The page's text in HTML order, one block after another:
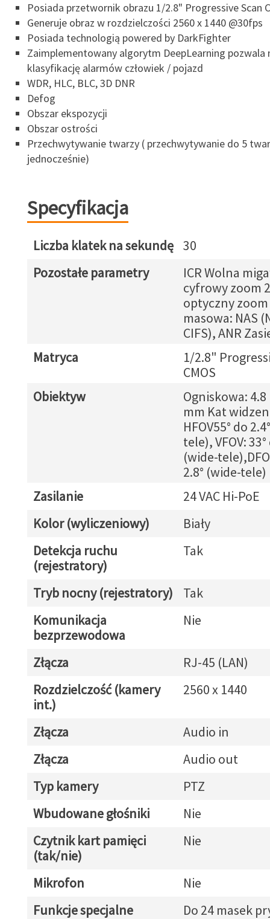
Posiada przetwornik obrazu 1/2.8" Progressive Scan
Generuje obraz w rozdzielczości 2560 x 1440 @30fps
Posiada technologią powered by DarkFighter
Zaimplementowany algorytm DeepLearning pozwala
klasyfikację alarmów człowiek / pojazd
WDR, HLC, BLC, 3D DNR
Defog
Obszar ekspozycji
Obszar ostrości
Przechwytywanie twarzy ( przechwytywanie do 5
jednocześnie)
Specyfikacja
Liczba klatek na sekundę 30
Pozostałe parametry
ICR Wolna
cyfrowy zoom
optyczny
masowa: NAS
CIFS), ANR
Matryca
1/2.8"
CMOS
Obiektyw
Ogniskowa:
mm Kat
HFOV55° do
tele), VFOV: 33°
(wide-
2.8° (wide-tele)
Zasilanie
24 VAC Hi-PoE
Kolor (wyliczeniowy)
Biały
Detekcja ruchu
(rejestratory)
Tak
Tryb nocny (rejestratory)
Tak
Komunikacja
bezprzewodowa
Nie
Złącza
RJ-45 (LAN)
Rozdzielczość (kamery
int.)
2560 x 1440
Złącza
Audio in
Złącza
Audio out
Typ kamery
PTZ
Wbudowane głośniki
Nie
Czytnik kart pamięci
(tak/nie)
Nie
Mikrofon
Nie
Funkcje specjalne
Do 24 masek